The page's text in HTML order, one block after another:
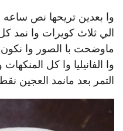
وا بعدين تريحها نص ساعه
الي ثلاث كويرات وا نمد
ماوضحت با الصور وا
وا الفانيليا وا كل
التمر بعد مانمد العجين